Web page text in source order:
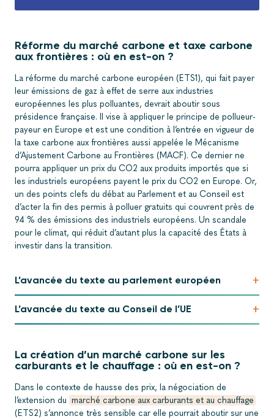
Réforme du marché carbone et taxe carbone
aux frontières : où en est-on ?
La réforme du marché carbone européen (ETS1), qui fait payer
leur émissions de gaz à effet de serre aux industries
européennes les plus polluantes, devrait aboutir sous
présidence française. Il vise à appliquer le principe de pollueur-
payeur en Europe et est une condition à l’entrée en vigueur de
la taxe carbone aux frontières aussi appelée le Mécanisme
d’Ajustement Carbone au Frontières (MACF). Ce dernier ne
pourra appliquer un prix du CO2 aux produits importés que si
les industriels européens payent le prix du CO2 en Europe. Or,
un des points clefs du débat au Parlement et au Conseil est
d’acter la fin des permis à polluer gratuits qui couvrent près de
94 % des émissions des industriels européens. Un scandale
pour le climat, qui réduit d’autant plus la capacité des États à
investir dans la transition.
L’avancée du texte au parlement européen +
L’avancée du texte au Conseil de l’UE +
La création d’un marché carbone sur les
carburants et le chauffage : où en est-on ?
Dans le contexte de hausse des prix, la négociation de
l’extension du marché carbone aux carburants et au chauffage
(ETS2) s’annonce très sensible car elle pourrait aboutir sur une